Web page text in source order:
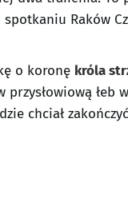
Raków
o koronę króla
łeb
chciał